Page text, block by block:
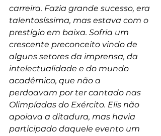
carreira. Fazia grande sucesso, era
talentosíssima, mas estava com o
prestígio em baixa. Sofria um
crescente preconceito vindo de
alguns setores da imprensa, da
intelectualidade e do mundo
acadêmico, que não a
perdoavam por ter cantado nas
Olimpíadas do Exército. Elis não
apoiava a ditadura, mas havia
participado daquele evento um